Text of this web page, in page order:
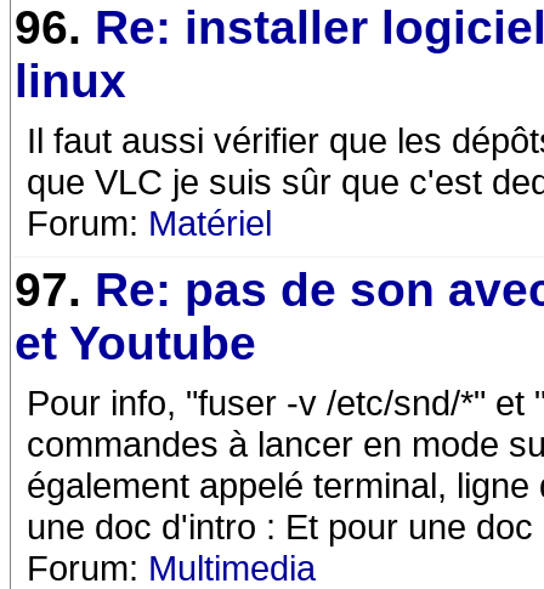
96. Re: installer
linux
Il faut aussi vérifier que les
que VLC je suis sûr que c'est
Forum: Matériel
97. Re: pas de son
et Youtube
Pour info, "fuser -v /etc/snd/*"
commandes à lancer en mode
également appelé terminal,
une doc d'intro : Et pour une
Forum: Multimedia